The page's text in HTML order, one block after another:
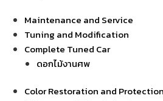
Maintenance and Service
Tuning and Modification
Complete Tuned Car
ดอกไม้งานศพ
Color Restoration and Protection